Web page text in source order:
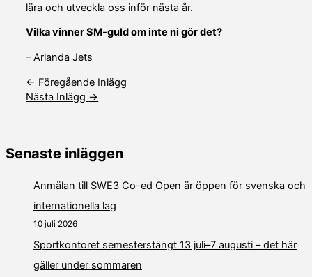
lära och utveckla oss inför nästa år.
Vilka vinner SM-guld om inte ni gör det?
– Arlanda Jets
← Föregående Inlägg
Nästa Inlägg →
Senaste inläggen
Anmälan till SWE3 Co-ed Open är öppen för svenska och
internationella lag
10 juli 2026
Sportkontoret semesterstängt 13 juli–7 augusti – det här
gäller under sommaren